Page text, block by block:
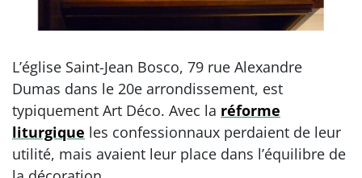
L’église Saint-Jean Bosco, 79 rue Alexandre
Dumas dans le 20e arrondissement, est
typiquement Art Déco. Avec la réforme
liturgique les confessionnaux perdaient de leur
utilité, mais avaient leur place dans l’équilibre de